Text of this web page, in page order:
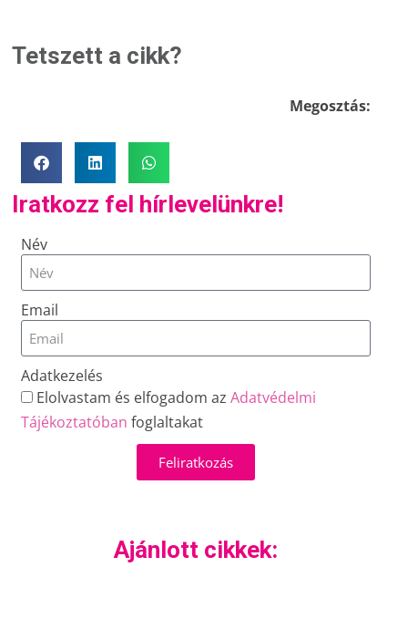
Tetszett a cikk?
Megosztás:
Iratkozz fel hírlevelünkre!
Név
Email
Adatkezelés
Elolvastam és elfogadom azAdatvédelmi
Tájékoztatóban foglaltakat
Feliratkozás
Ajánlott cikkek: